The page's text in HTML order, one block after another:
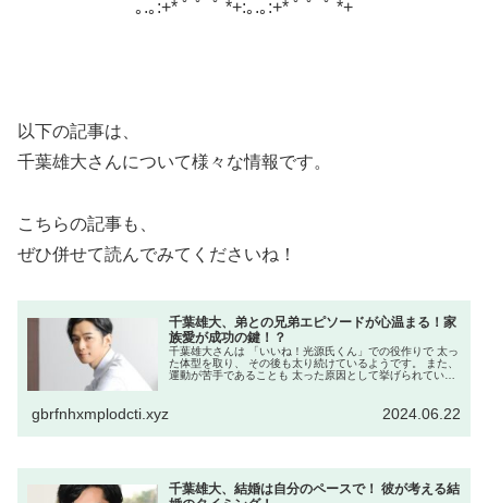
｡.｡:+* ﾟ ゜ﾟ *+:｡.｡:+* ﾟ ゜ﾟ *+
以下の記事は、
千葉雄大さんについて様々な情報です。
こちらの記事も、
ぜひ併せて読んでみてくださいね！
千葉雄大、弟との兄弟エピソードが心温まる！家
族愛が成功の鍵！？
千葉雄大さんは 「いいね！光源氏くん」での役作りで 太っ
た体型を取り、 その後も太り続けているようです。 また、
運動が苦手であることも 太った原因として挙げられていま
gbrfnhxmplodcti.xyz 2024.06.22
千葉雄大、結婚は自分のペースで！ 彼が考える結